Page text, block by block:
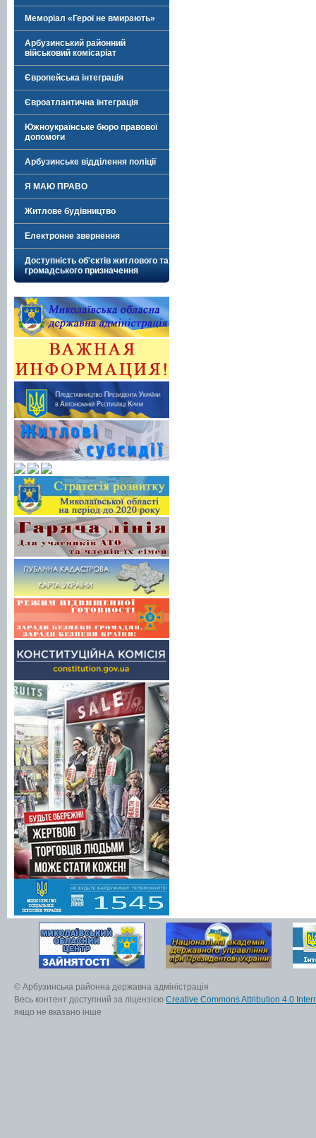
Меморіал «Герої не вмирають»
Арбузинський районний
військовий комісаріат
Європейська інтеграція
Євроатлантична інтеграція
Южноукраїнське бюро правової
допомоги
Арбузинське відділення поліції
Я МАЮ ПРАВО
Житлове будівництво
Електронне звернення
Доступність об'єктів житлового та
громадського призначення
© Арбузинська районна державна адміністрація
Весь контент доступний за ліцензією Creative Commons Attribution 4.0
якщо не вказано інше